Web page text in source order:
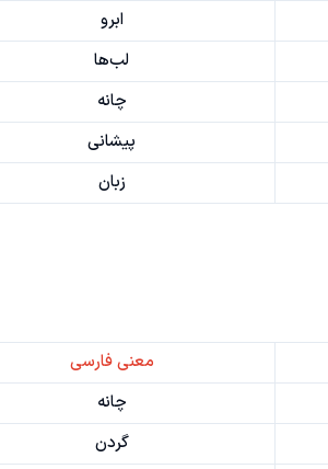
ابرو
لب‌ها
چانه
پیشانی
زبان
معنی فارسی
چانه
گردن